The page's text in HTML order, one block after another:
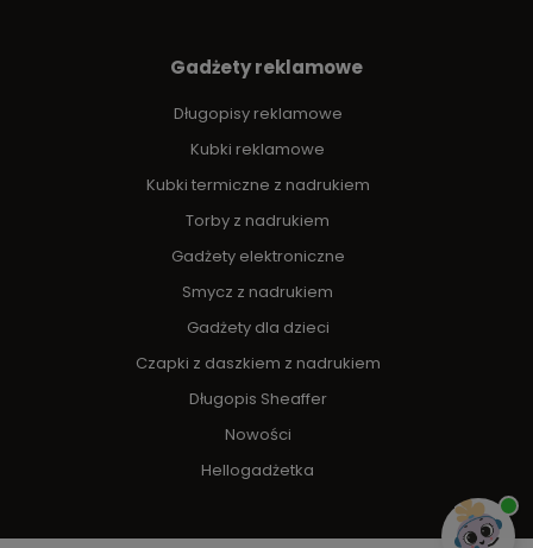
Gadżety reklamowe
Długopisy reklamowe
Kubki reklamowe
Kubki termiczne z nadrukiem
Torby z nadrukiem
Gadżety elektroniczne
Smycz z nadrukiem
Gadżety dla dzieci
Czapki z daszkiem z nadrukiem
Długopis Sheaffer
Nowości
Hellogadżetka